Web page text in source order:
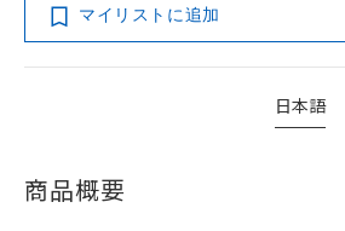
マイリストに追加
日本語
商品概要